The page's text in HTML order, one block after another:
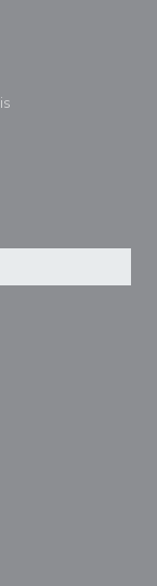
((apre una nuova
una nuova
((apre una nuova